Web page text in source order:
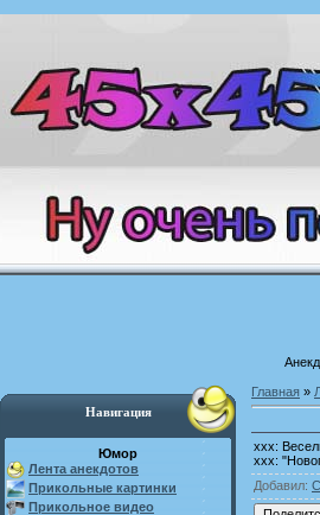
Навигация
Юмор
Лента анекдотов
Прикольные картинки
Прикольное видео
Главная »
xxx:
xxx:
Добавил: